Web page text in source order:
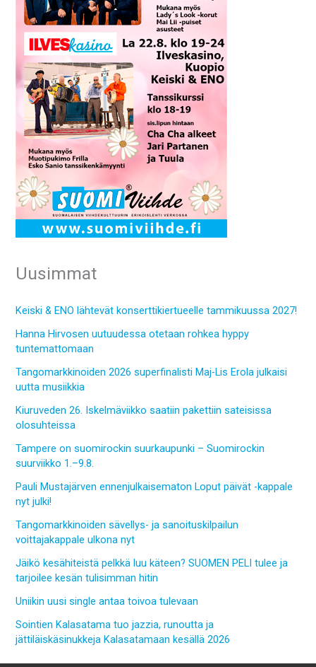
Uusimmat
Keiski & ENO lähtevät konserttikiertueelle tammikuussa 2027!
Hanna Hirvosen uutuudessa otetaan rohkea hyppy
tuntemattomaan
Tangomarkkinoiden 2026 superfinalisti Maj-Lis Erola julkaisi
uutta musiikkia
Kiuruveden 26. Iskelmäviikko saatiin pakettiin sateisissa
olosuhteissa
Tampere on suomirockin suurkaupunki – Suomirockin
suurviikko 1.–9.8.
Pauli Mustajärven ennenjulkaisematon Loput päivät -kappale
nyt julki!
Tangomarkkinoiden sävellys- ja sanoituskilpailun
voittajakappale ulkona nyt
Jäikö kesähiteistä pelkkä luu käteen? SUOMEN PELI tulee ja
tarjoilee kesän tulisimman hitin
Uniikin uusi single antaa toivoa tulevaan
Sointien Kalasatama tuo jazzia, runoutta ja
jättiläiskäsinukkeja Kalasatamaan kesällä 2026